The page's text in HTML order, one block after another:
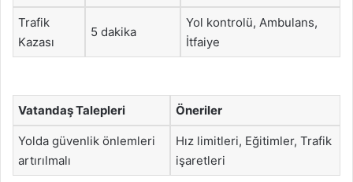
Trafik
Kazası
5 dakika
Yol kontrolü, Ambulans,
İtfaiye
Vatandaş Talepleri Öneriler
Yolda güvenlik önlemleri
artırılmalı
Hız limitleri, Eğitimler, Trafik
işaretleri